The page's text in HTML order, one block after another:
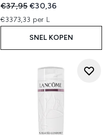
Recommended Retail Price:
€37,95Huidige prijs:
€30,36
€3373,33 per L
SNEL KOPEN